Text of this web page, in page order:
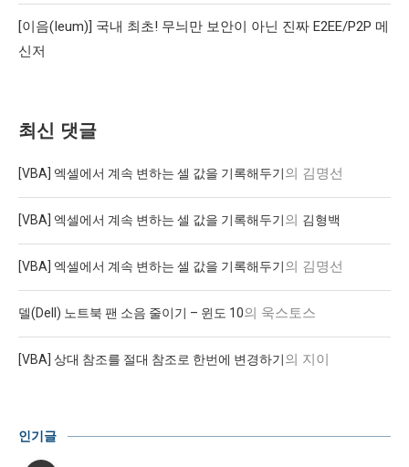
[이음(Ieum)] 국내 최초! 무늬만 보안이 아닌 진짜 E2EE/P2P 메
신저
최신 댓글
[VBA] 엑셀에서 계속 변하는 셀 값을 기록해두기의 김명선
[VBA] 엑셀에서 계속 변하는 셀 값을 기록해두기의 김형백
[VBA] 엑셀에서 계속 변하는 셀 값을 기록해두기의 김명선
델(Dell) 노트북 팬 소음 줄이기 – 윈도 10의 욱스토스
[VBA] 상대 참조를 절대 참조로 한번에 변경하기의 지이
인기글